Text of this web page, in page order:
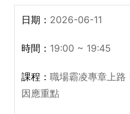
2026-06-11
19:00 ~ 19:45
職場霸凌專章上路
因應重點